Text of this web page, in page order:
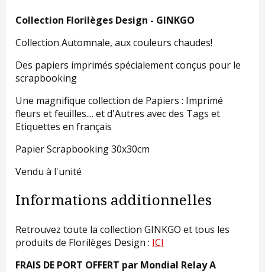
Collection Florilèges Design - GINKGO
Collection Automnale, aux couleurs chaudes!
Des papiers imprimés spécialement conçus pour le
scrapbooking
Une magnifique collection de Papiers : Imprimé
fleurs et feuilles.... et d'Autres avec des Tags et
Etiquettes en français
Papier Scrapbooking 30x30cm
Vendu à l'unité
Informations additionnelles
Retrouvez toute la collection GINKGO et tous les
produits de Florilèges Design : ICI
FRAIS DE PORT OFFERT par Mondial Relay A